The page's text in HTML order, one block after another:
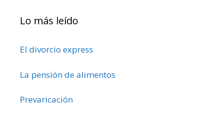
Lo más leído
El divorcio express
La pensión de alimentos
Prevaricación